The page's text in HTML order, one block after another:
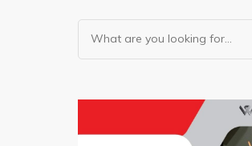
Looking
for